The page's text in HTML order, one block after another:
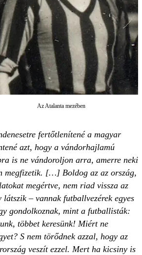
Az Atalanta mezében
fertőtlenítené a magyar
azt, hogy a vándorhajlamú
is ne vándoroljon arra, amerre neki
megfizetik. […] Boldog az az ország,
megértve, nem riad vissza az
– vannak futballvezérek egyes
gondolkoznak, mint a futballisták:
többet keresünk! Miért ne
S nem törődnek azzal, hogy az
veszít ezzel. Mert ha kicsiny is